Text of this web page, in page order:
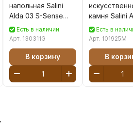
напольная Salini
Alda 03 S-Sense
130311G белая
глянцевая
Есть в наличии
Арт. 130311G
В корзину
камня Salini
Wall S-Stone
белая
Есть в
Арт. 101925M
В